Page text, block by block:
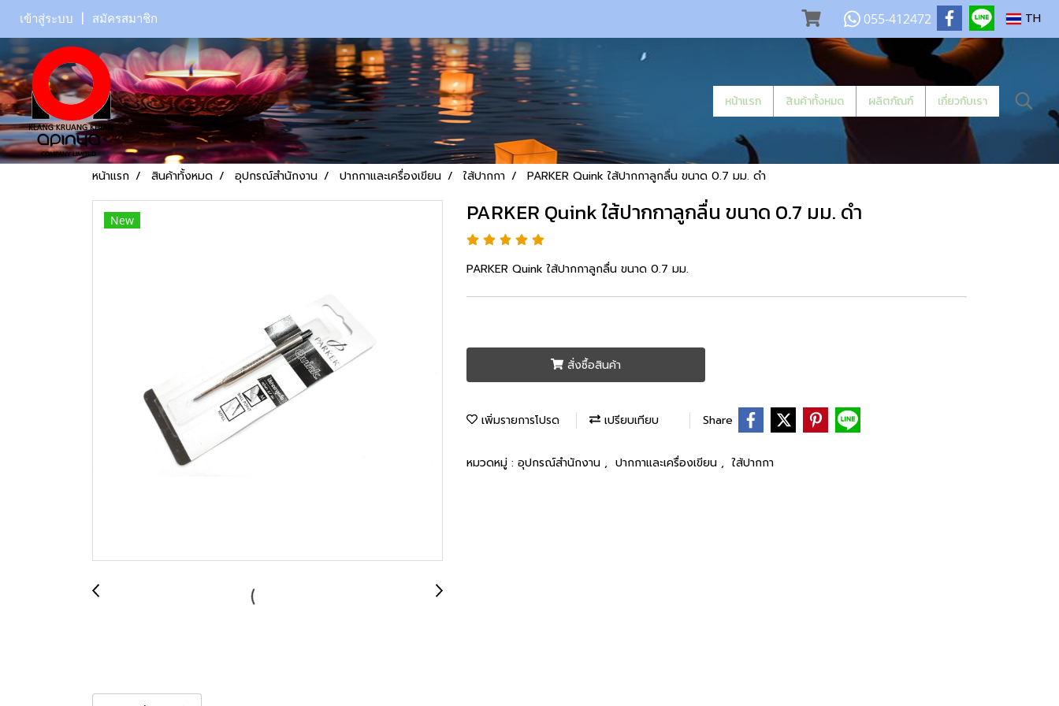
เข้าสู่ระบบ สมัครสมาชิก 055-412472 TH
หน้าแรก สินค้าทั้งหมด ผลิตภัณฑ์ เกี่ยวกับเรา
หน้าแรก สินค้าทั้งหมด อุปกรณ์สำนักงาน ปากกาและเครื่องเขียน ใส้ปากกา PARKER Quink ใส้ปากกาลูกลื่น ขนาด 0.7 มม. ดำ
New PARKER Quink ใส้ปากกาลูกลื่น ขนาด 0.7 มม. ดำ
PARKER Quink ใส้ปากกาลูกลื่น ขนาด 0.7 มม.
สั่งซื้อสินค้า
เพิ่มรายการโปรด เปรียบเทียบ Share
หมวดหมู่ : อุปกรณ์สำนักงาน , ปากกาและเครื่องเขียน , ใส้ปากกา